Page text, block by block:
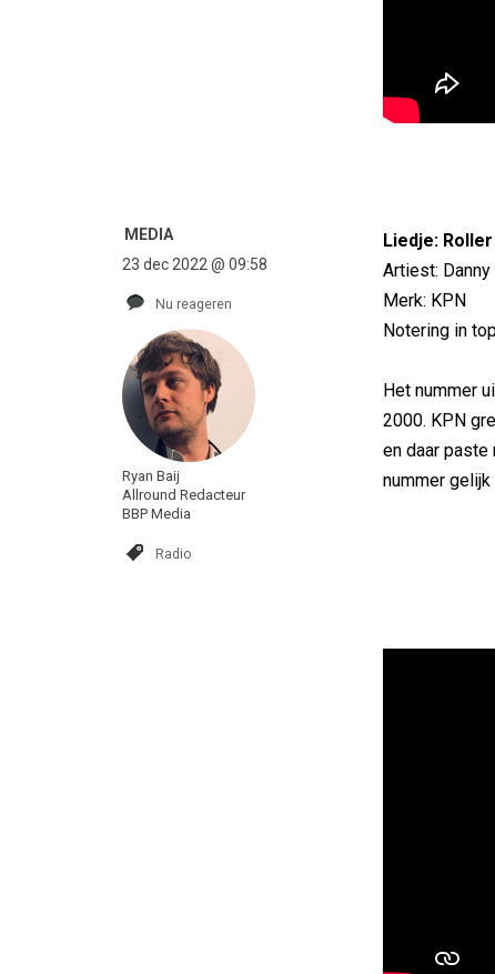
MEDIA
23 dec 2022 @ 09:58
Nu reageren
Ryan Baij
Allround Redacteur
BBP Media
Radio
Liedje:
Artiest: Danny
Merk: KPN
Notering in
Het nummer
2000. KPN
en daar paste
nummer